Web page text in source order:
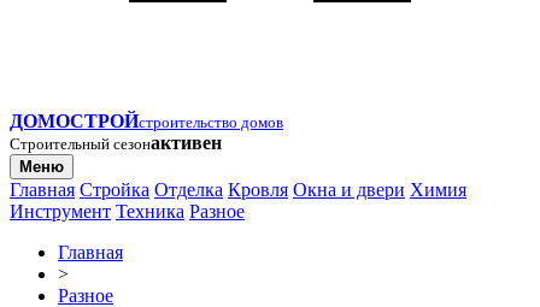
ДОМОСТРОЙстроительство домов
Строительный сезонактивен
Меню
Главная Стройка Отделка Кровля Окна и двери Химия
Инструмент Техника Разное
Главная
>
Разное